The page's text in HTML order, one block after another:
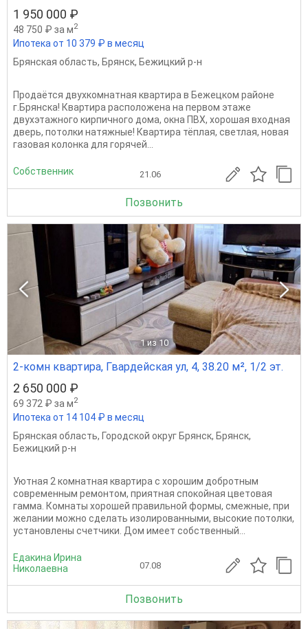
1 950 000 ₽
48 750 ₽ за м2
Ипотека от 10 379 ₽ в месяц
Брянская область, Брянск, Бежицкий р-н
Продаётся двухкомнатная квартира в Бежецком районе
г.Брянска! Квартира расположена на первом этаже
двухэтажного кирпичного дома, окна ПВХ, хорошая входная
дверь, потолки натяжные! Квартира тёплая, светлая, новая
газовая колонка для горячей...
Собственник 21.06
Позвонить
1 из 10
2-комн квартира, Гвардейская ул, 4, 38.20 м², 1/2 эт.
2 650 000 ₽
69 372 ₽ за м2
Ипотека от 14 104 ₽ в месяц
Брянская область, Городской округ Брянск, Брянск,
Бежицкий р-н
Уютная 2 комнатная квартира с хорошим добротным
современным ремонтом, приятная спокойная цветовая
гамма. Комнаты хорошей правильной формы, смежные, при
желании можно сделать изолированными, высокие потолки,
установлены счетчики. Дом имеет собственный...
Едакина Ирина
Николаевна
07.08
Позвонить